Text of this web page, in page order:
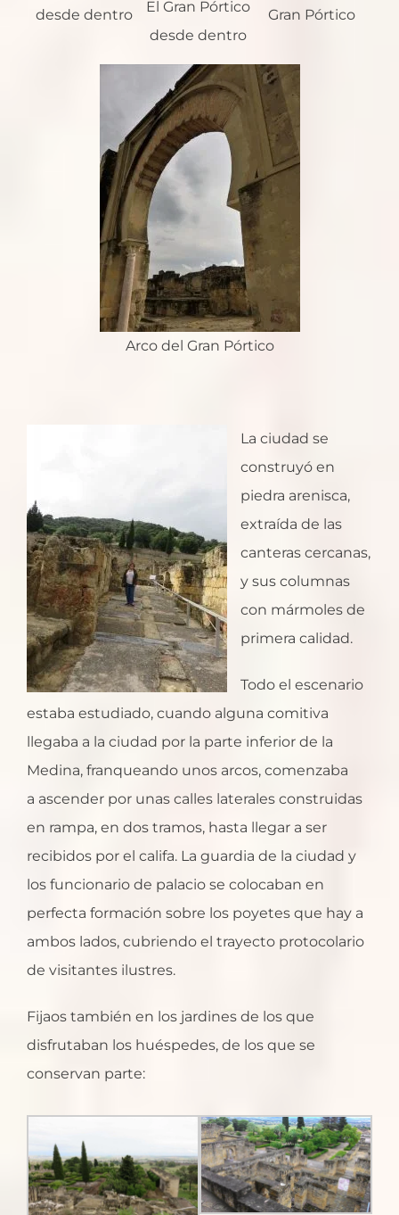
desde dentro
El Gran Pórtico
desde dentro
Gran Pórtico
Arco del Gran Pórtico
La ciudad se
construyó en
piedra arenisca,
extraída de las
canteras cercanas,
y sus columnas
con mármoles de
primera calidad.
Todo el escenario
estaba estudiado, cuando alguna comitiva
llegaba a la ciudad por la parte inferior de la
Medina, franqueando unos arcos, comenzaba
a ascender por unas calles laterales construidas
en rampa, en dos tramos, hasta llegar a ser
recibidos por el califa. La guardia de la ciudad y
los funcionario de palacio se colocaban en
perfecta formación sobre los poyetes que hay a
ambos lados, cubriendo el trayecto protocolario
de visitantes ilustres.
Fijaos también en los jardines de los que
disfrutaban los huéspedes, de los que se
conservan parte: